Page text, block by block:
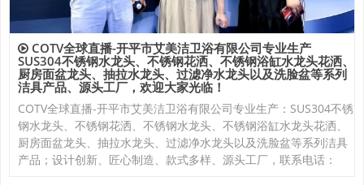
COTV全球直播-开平市艾美洁卫浴有限公司专业生产
SUS304不锈钢水龙头、不锈钢花洒、不锈钢浴缸水龙头花洒、
厨房面盆龙头、抽拉水龙头、过滤净水龙头以及洗脸盆等系列
洁具产品、源头工厂，欢迎大家光临！
COTV全球直播-开平市艾美洁卫浴有限公司专业生产：SUS304不锈
钢水龙头、不锈钢花洒、不锈钢水龙头、不锈钢浴缸水龙头花洒、
厨房面盆龙头、抽拉水龙头、过滤净水龙头以及洗脸盆等系列洁具
产品；设计创新、匠心制造、款式多样、源头工厂，联系电话：